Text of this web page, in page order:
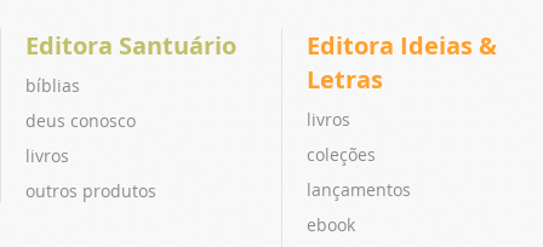
Editora Santuário
bíblias
deus conosco
livros
outros produtos
Editora Ideias &
Letras
livros
coleções
lançamentos
ebook